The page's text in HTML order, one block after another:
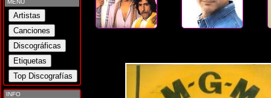
MENÚ
INFO